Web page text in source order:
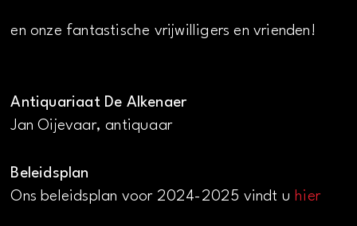
en onze fantastische vrijwilligers en vrienden!
Antiquariaat De Alkenaer
Jan Oijevaar, antiquaar
Beleidsplan
Ons beleidsplan voor 2024-2025 vindt uhier